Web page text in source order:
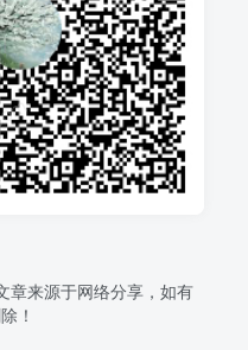
章来源于网络分享，如有
！